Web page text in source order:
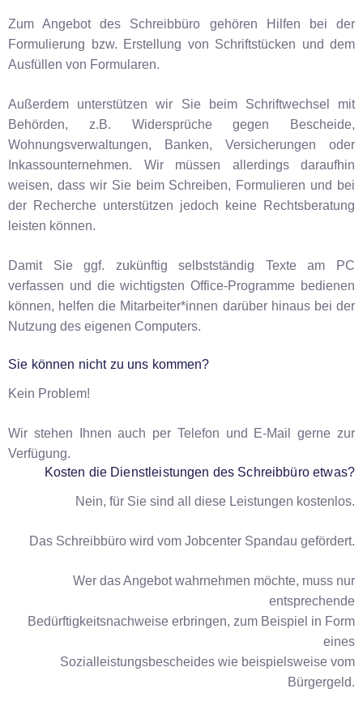
Zum Angebot des Schreibbüro gehören Hilfen bei der
Formulierung bzw. Erstellung von Schriftstücken und dem
Ausfüllen von Formularen.
Außerdem unterstützen wir Sie beim Schriftwechsel mit
Behörden, z.B. Widersprüche gegen Bescheide,
Wohnungsverwaltungen, Banken, Versicherungen oder
Inkassounternehmen. Wir müssen allerdings daraufhin
weisen, dass wir Sie beim Schreiben, Formulieren und bei
der Recherche unterstützen jedoch keine Rechtsberatung
leisten können.
Damit Sie ggf. zukünftig selbstständig Texte am PC
verfassen und die wichtigsten Office-Programme bedienen
können, helfen die Mitarbeiter*innen darüber hinaus bei der
Nutzung des eigenen Computers.
Sie können nicht zu uns kommen?
Kein Problem!
Wir stehen Ihnen auch per Telefon und E‑Mail gerne zur
Verfügung.
Kosten die Dienstleistungen des Schreibbüro etwas?
Nein, für Sie sind all diese Leistungen kostenlos.
Das Schreibbüro wird vom Jobcenter Spandau gefördert.
Wer das Angebot wahrnehmen möchte, muss nur
entsprechende
Bedürftigkeitsnachweise erbringen, zum Beispiel in Form
eines
Sozialleistungsbescheides wie beispielsweise vom
Bürgergeld.